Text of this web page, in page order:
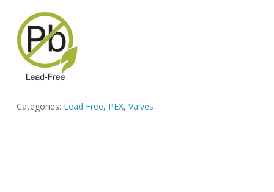
Categories: Lead Free, PEX, Valves